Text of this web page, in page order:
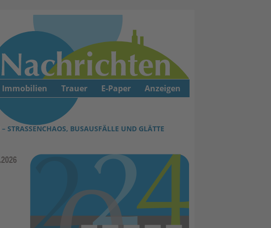
BUSAUSFÄLLE UND GLÄTTE Ü
Immobilien Trauer E-Paper Anzeigen